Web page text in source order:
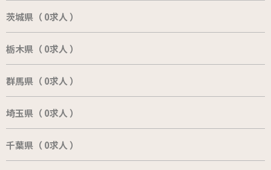
茨城県（ 0求人 ）
栃木県（ 0求人 ）
群馬県（ 0求人 ）
埼玉県（ 0求人 ）
千葉県（ 0求人 ）